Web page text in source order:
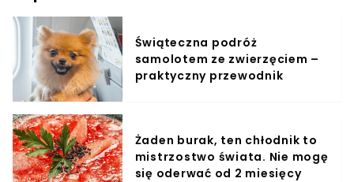
Świąteczna podróż
samolotem ze zwierzęciem –
praktyczny przewodnik
Żaden burak, ten chłodnik to
mistrzostwo świata. Nie mogę
się oderwać od 2 miesięcy